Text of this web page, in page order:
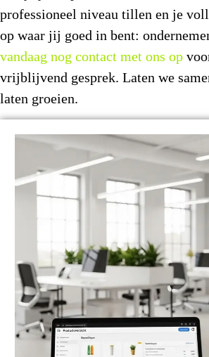
professioneel niveau tillen en je
op waar jij goed in bent:
vandaag nog contact met ons op
vrijblijvend gesprek. Laten we
laten groeien.